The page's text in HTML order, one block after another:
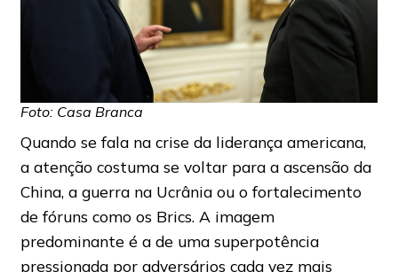
Foto: Casa Branca
Quando se fala na crise da liderança americana,
a atenção costuma se voltar para a ascensão da
China, a guerra na Ucrânia ou o fortalecimento
de fóruns como os Brics. A imagem
predominante é a de uma superpotência
pressionada por adversários cada vez mais